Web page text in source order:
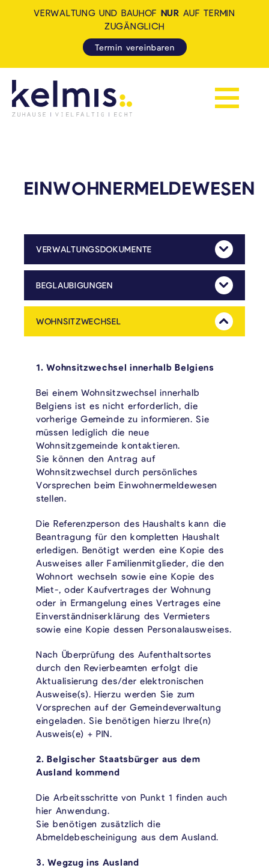
Navigation
VERWALTUNG UND BAUHOF NUR AUF TERMIN
ZUGÄNGLICH
Termin vereinbaren
EINWOHNERMELDEWESEN
VERWALTUNGSDOKUMENTE Mehr
BEGLAUBIGUNGEN Mehr
WOHNSITZWECHSEL Mehr
1. Wohnsitzwechsel innerhalb Belgiens
Bei einem Wohnsitzwechsel innerhalb
Belgiens ist es nicht erforderlich, die
vorherige Gemeinde zu informieren. Sie
müssen lediglich die neue
Wohnsitzgemeinde kontaktieren.
Sie können den Antrag auf
Wohnsitzwechsel durch persönliches
Vorsprechen beim Einwohnermeldewesen
stellen.
Die Referenzperson des Haushalts kann die
Beantragung für den kompletten Haushalt
erledigen. Benötigt werden eine Kopie des
Ausweises aller Familienmitglieder, die den
Wohnort wechseln sowie eine Kopie des
Miet-, oder Kaufvertrages der Wohnung
oder in Ermangelung eines Vertrages eine
Einverständniserklärung des Vermieters
sowie eine Kopie dessen Personalausweises.
Nach Überprüfung des Aufenthaltsortes
durch den Revierbeamten erfolgt die
Aktualisierung des/der elektronischen
Ausweise(s). Hierzu werden Sie zum
Vorsprechen auf der Gemeindeverwaltung
eingeladen. Sie benötigen hierzu Ihre(n)
Ausweis(e) + PIN.
2. Belgischer Staatsbürger aus dem
Ausland kommend
Die Arbeitsschritte von Punkt 1 finden auch
hier Anwendung.
Sie benötigen zusätzlich die
Abmeldebescheinigung aus dem Ausland.
3. Wegzug ins Ausland